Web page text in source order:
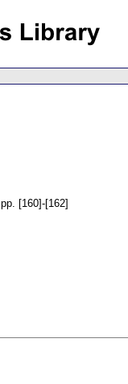
pp. [160]-[162]